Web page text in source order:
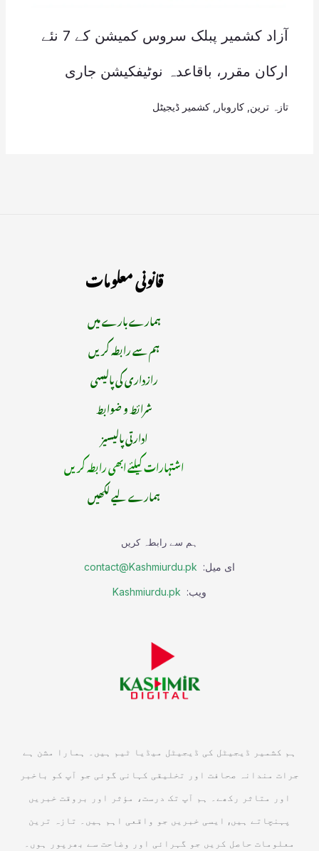
آزاد کشمیر پبلک سروس کمیشن کے 7 نئے
ارکان مقرر، باقاعدہ نوٹیفکیشن جاری
تازہ ترین کاروبار کشمیر ڈیجیٹل
قانونی معلومات
ہمارے بارے میں
ہم سے رابطہ کریں
رازداری کی پالیسی
شرائط و ضوابط
ادارتی پالیسیز
اشتہارات کیلئے ابھی رابطہ کریں
ہمارے لیے لکھیں
ہم سے رابطہ کریں
ای میل: contact@Kashmiurdu.pk
ویب: Kashmiurdu.pk
ہم کشمیر ڈیجیٹل کی ڈیجیٹل میڈیا ٹیم ہیں۔ ہمارا مشن ہے
جرات مندانہ صحافت اور تخلیقی کہانی گوئی جو آپ کو باخبر
اور متاثر رکھے۔ ہم آپ تک درست، مؤثر اور بروقت خبریں
پہنچاتے ہیں, ایسی خبریں جو واقعی اہم ہیں۔ تازہ ترین
معلومات حاصل کریں جو گہرائی اور وضاحت سے بھرپور ہوں۔